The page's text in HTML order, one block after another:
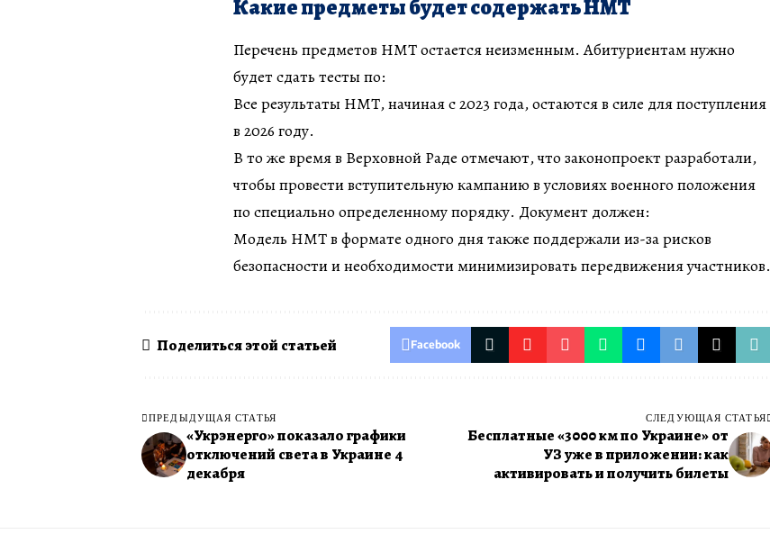
Какие предметы будет содержать НМТ
Перечень предметов НМТ остается неизменным. Абитуриентам нужно
будет сдать тесты по:
Все результаты НМТ, начиная с 2023 года, остаются в силе для поступления
в 2026 году.
В то же время в Верховной Раде отмечают, что законопроект разработали,
чтобы провести вступительную кампанию в условиях военного положения
по специально определенному порядку. Документ должен:
Модель НМТ в формате одного дня также поддержали из-за рисков
безопасности и необходимости минимизировать передвижения участников.
Поделиться этой статьей Facebook
ПРЕДЫДУЩАЯ СТАТЬЯ
«Укрэнерго» показало графики
отключений света в Украине 4
декабря
СЛЕДУЮЩАЯ СТАТЬЯ
Бесплатные «3000 км по Украине» от
УЗ уже в приложении: как
активировать и получить билеты